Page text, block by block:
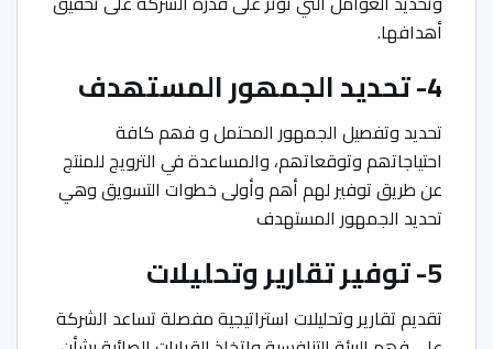
أھدافها.
4- تحدید الجمھور المستھدف
تحدید وتفصيل الجمهور المحتمل و فھم كافة
احتیاجاتھم وتوقعاتھم، والمساعدة في الترويج للمنتج
عن طريق توفير لهم أهم وأولى خطوات التسويق وهي
تحديد الجمهور المستهدف
5- توفیر تقاریر وتحلیلات
تقديم تقارير وتحليلات استراتیجیة مفصلة تساعد الشركة